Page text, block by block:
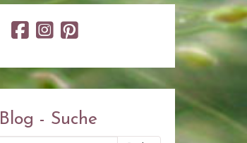
Blog - Suche